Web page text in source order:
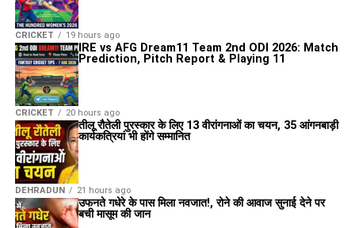
CRICKET 19 hours ago
CRICKET 20 hours ago
IRE vs AFG Dream11 Team 2nd ODI 2026: Match
Prediction, Pitch Report & Playing 11
DEHRADUN 21 hours ago
तीलू रौतेली पुरस्कार के लिए 13 वीरांगनाओं का चयन, 35 आंगनबाड़ी
कार्यकत्रियां भी होंगे सम्मानित
उफनते गधेरे के पास मिला नवजात!, रोने की आवाज सुनाई देने पर
बची मासूम की जान